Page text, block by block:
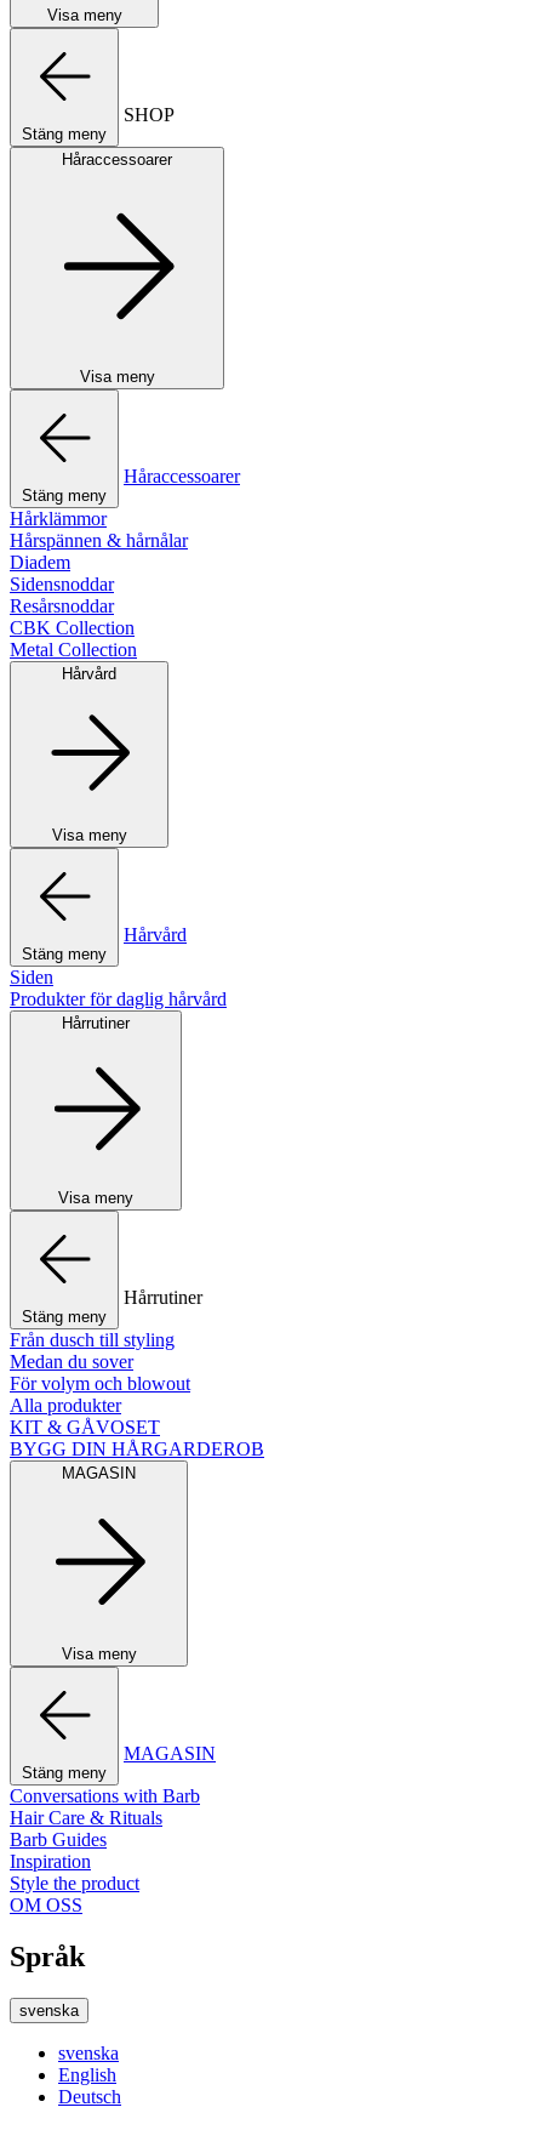
Visa meny
Stäng meny
SHOP
Håraccessoarer
Visa meny
Stäng meny
Håraccessoarer
Hårklämmor
Hårspännen & hårnålar
Diadem
Sidensnoddar
Resårsnoddar
CBK Collection
Metal Collection
Hårvård
Visa meny
Stäng meny
Hårvård
Siden
Produkter för daglig hårvård
Hårrutiner
Visa meny
Stäng meny
Hårrutiner
Från dusch till styling
Medan du sover
För volym och blowout
Alla produkter
KIT & GÅVOSET
BYGG DIN HÅRGARDEROB
MAGASIN
Visa meny
Stäng meny
MAGASIN
Conversations with Barb
Hair Care & Rituals
Barb Guides
Inspiration
Style the product
OM OSS
Språk
svenska
svenska
English
Deutsch